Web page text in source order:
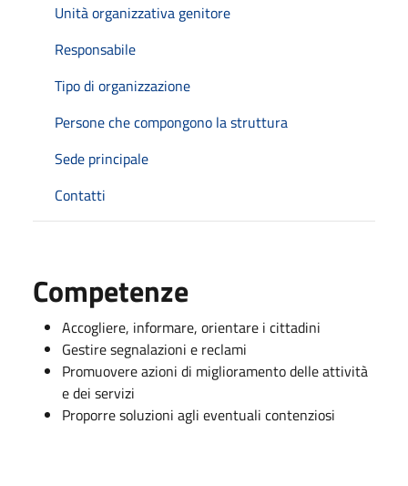
Unità organizzativa genitore
Responsabile
Tipo di organizzazione
Persone che compongono la struttura
Sede principale
Contatti
Competenze
Accogliere, informare, orientare i cittadini
Gestire segnalazioni e reclami
Promuovere azioni di miglioramento delle attività
e dei servizi
Proporre soluzioni agli eventuali contenziosi